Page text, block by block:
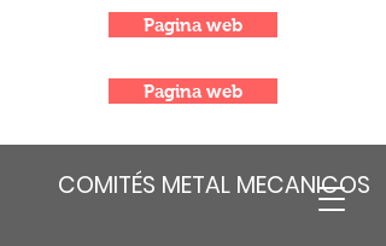
COMITÉS METAL MECANICOS
Pagina web
Pagina web